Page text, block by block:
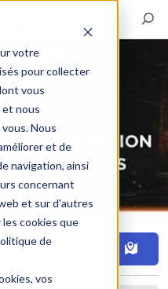
votre
pour collecter
vous
nous
Nous
et de
navigation, ainsi
concernant
et sur d'autres
cookies que
de
vos